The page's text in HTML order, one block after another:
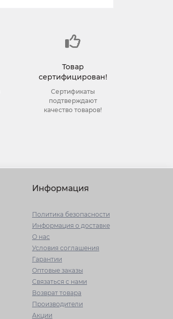
Товар
сертифицирован!
Сертификаты
подтверждают
качество товаров!
Информация
Политика безопасности
Информация о доставке
О нас
Условия соглашения
Гарантии
Оптовые заказы
Связаться с нами
Возврат товара
Производители
Акции